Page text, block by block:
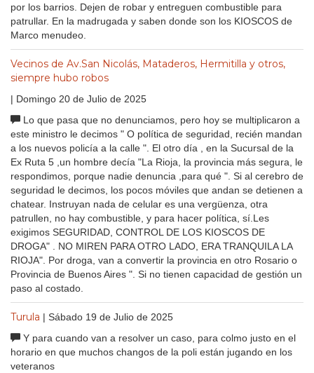
por los barrios. Dejen de robar y entreguen combustible para
patrullar. En la madrugada y saben donde son los KIOSCOS de
Marco menudeo.
Vecinos de Av.San Nicolás, Mataderos, Hermitilla y otros,
siempre hubo robos
| Domingo 20 de Julio de 2025
Lo que pasa que no denunciamos, pero hoy se multiplicaron a
este ministro le decimos " O política de seguridad, recién mandan
a los nuevos policía a la calle ". El otro día , en la Sucursal de la
Ex Ruta 5 ,un hombre decía "La Rioja, la provincia más segura, le
respondimos, porque nadie denuncia ,para qué ". Si al cerebro de
seguridad le decimos, los pocos móviles que andan se detienen a
chatear. Instruyan nada de celular es una vergüenza, otra
patrullen, no hay combustible, y para hacer política, sí.Les
exigimos SEGURIDAD, CONTROL DE LOS KIOSCOS DE
DROGA" . NO MIREN PARA OTRO LADO, ERA TRANQUILA LA
RIOJA". Por droga, van a convertir la provincia en otro Rosario o
Provincia de Buenos Aires ". Si no tienen capacidad de gestión un
paso al costado.
Turula | Sábado 19 de Julio de 2025
Y para cuando van a resolver un caso, para colmo justo en el
horario en que muchos changos de la poli están jugando en los
veteranos